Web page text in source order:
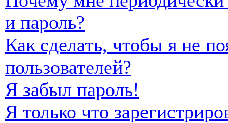
и пароль?
Как сделать, чтобы я не
пользователей?
Я забыл пароль!
Я только что